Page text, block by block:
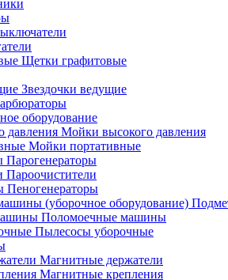
Щетки графитовые
Звездочки ведущие
оборудование
Мойки высокого давления
Мойки портативные
Парогенераторы
Пароочистители
Пеногенераторы
Поломоечные машины
Пылесосы уборочные
Магнитные держатели
Магнитные крепления